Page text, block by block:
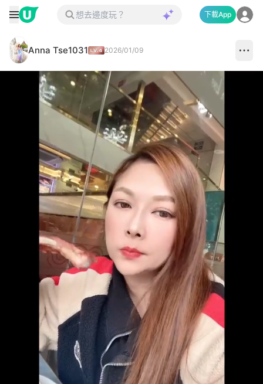
下載App
Anna Tse1031 2026/01/09